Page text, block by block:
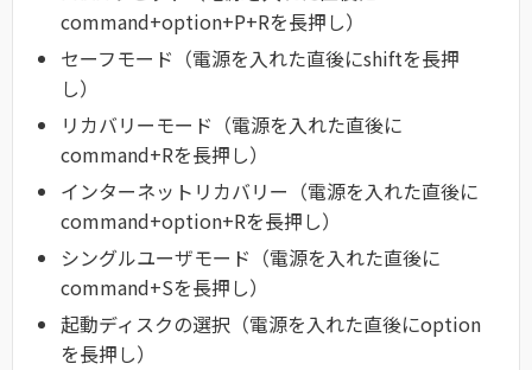
command+option+P+Rを長押し）
セーフモード（電源を入れた直後にshiftを長押
し）
リカバリーモード（電源を入れた直後に
command+Rを長押し）
インターネットリカバリー（電源を入れた直後に
command+option+Rを長押し）
シングルユーザモード（電源を入れた直後に
command+Sを長押し）
起動ディスクの選択（電源を入れた直後にoption
を長押し）